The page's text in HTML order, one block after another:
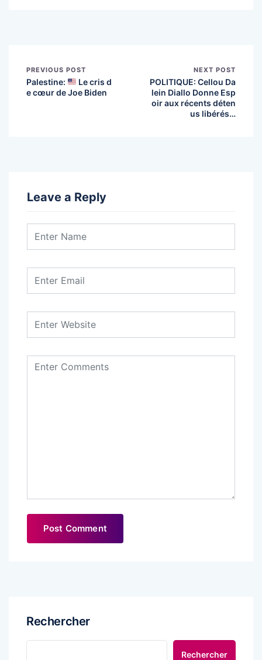
PREVIOUS POST
Palestine:
Le cris d
e cœur de Joe Biden
NEXT POST
POLITIQUE: Cellou Da
lein Diallo Donne Esp
oir aux récents déten
us libérés…
Leave a Reply
Rechercher
Rechercher